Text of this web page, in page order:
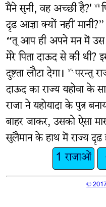
मैंने सुनी, वह अच्छी है?' ४३
दृढ़ आज्ञा क्यों नहीं मानी?”
“तू आप ही अपने मन में उस
मेरे पिता दाऊद से की थी?
दुष्टता लौटा देगा। ४५परन्तु
दाऊद का राज्य यहोवा के
राजा ने यहोयादा के पुत्र
बाहर जाकर, उसको ऐसा
सुलैमान के हाथ में राज्य दृढ़
1 राजाओं
©